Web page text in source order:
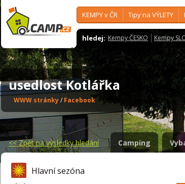
KEMPY v ČR Tipy na VÝLETY
hledej: Kempy ČESKO Kempy
usedlost Kotlářka
WWW stránky/ Facebook
<<Zpět na výsledky hledání Camping
Hlavní sezóna